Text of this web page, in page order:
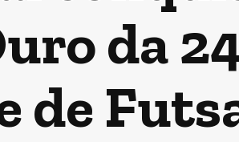
da
de